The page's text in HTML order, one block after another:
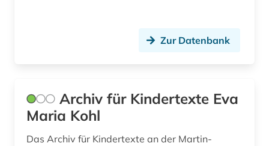
diplomarbeit (1)
drittes reich (1)
Zur Datenbank
Archiv für Kindertexte Eva
Maria Kohl
Das Archiv für Kindertexte an der Martin-